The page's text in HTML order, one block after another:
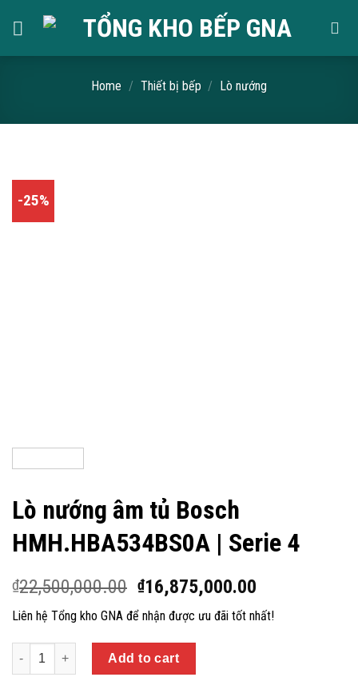
Home / Thiết bị bếp / Lò nướng
-25%
Lò nướng âm tủ Bosch
HMH.HBA534BS0A | Serie 4
₫22,500,000.00 ₫16,875,000.00
Liên hệ Tổng kho GNA để nhận được ưu đãi tốt nhất!
Quantity
Add to cart